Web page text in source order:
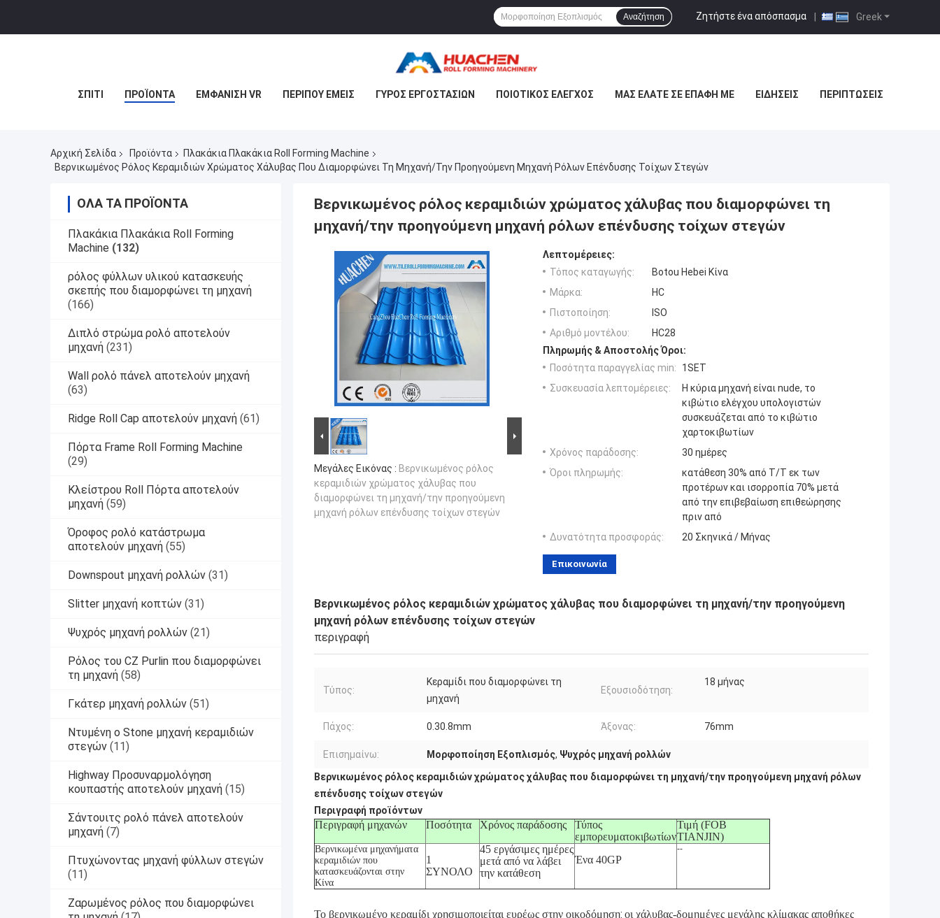
Greek
Ζητήστε ένα απόσπασμα |
Αναζήτηση
ΣΠΊΤΙ ΠΡΟΪΌΝΤΑ ΕΜΦΆΝΙΣΗ VR ΠΕΡΊΠΟΥ ΕΜΕΊΣ ΓΎΡΟΣ ΕΡΓΟΣΤΑΣΊΩΝ ΠΟΙΟΤΙΚΌΣ ΈΛΕΓΧΟΣ ΜΑΣ ΕΛΆΤΕ ΣΕ ΕΠΑΦΉ ΜΕ ΕΙΔΉΣΕΙΣ ΠΕΡΙΠΤΏΣΕΙΣ
Αρχική Σελίδα Προϊόντα
Πλακάκια Πλακάκια Roll Forming Machine
Βερνικωμένος Ρόλος Κεραμιδιών Χρώματος Χάλυβας Που Διαμορφώνει Τη Μηχανή/την Προηγούμενη Μηχανή Ρόλων Επένδυσης Τοίχων Στεγών
ΌΛΑ ΤΑ ΠΡΟΪΌΝΤΑ
Πλακάκια Πλακάκια Roll Forming
Machine (132)
ρόλος φύλλων υλικού κατασκευής
σκεπής που διαμορφώνει τη μηχανή
(166)
Διπλό στρώμα ρολό αποτελούν
μηχανή (231)
Wall ρολό πάνελ αποτελούν μηχανή
(63)
Ridge Roll Cap αποτελούν μηχανή (61)
Πόρτα Frame Roll Forming Machine
(29)
Κλείστρου Roll Πόρτα αποτελούν
μηχανή (59)
Όροφος ρολό κατάστρωμα
αποτελούν μηχανή (55)
Downspout μηχανή ρολλών (31)
Slitter μηχανή κοπτών (31)
Ψυχρός μηχανή ρολλών (21)
Ρόλος του CZ Purlin που διαμορφώνει
τη μηχανή (58)
Γκάτερ μηχανή ρολλών (51)
Ντυμένη ο Stone μηχανή κεραμιδιών
στεγών (11)
Highway Προσυναρμολόγηση
κουπαστής αποτελούν μηχανή (15)
Σάντουιτς ρολό πάνελ αποτελούν
μηχανή (7)
Πτυχώνοντας μηχανή φύλλων στεγών
(11)
Ζαρωμένος ρόλος που διαμορφώνει
Βερνικωμένος ρόλος κεραμιδιών χρώματος χάλυβας που διαμορφώνει τη
μηχανή/την προηγούμενη μηχανή ρόλων επένδυσης τοίχων στεγών
Μεγάλες Εικόνας : Βερνικωμένος ρόλος
κεραμιδιών χρώματος χάλυβας που
διαμορφώνει τη μηχανή/την προηγούμενη
μηχανή ρόλων επένδυσης τοίχων στεγών
Λεπτομέρειες:
Τόπος καταγωγής:
Botou Hebei Κίνα
Μάρκα:
HC
Πιστοποίηση:
ISO
Αριθμό μοντέλου:
HC28
Πληρωμής & Αποστολής Όροι:
Ποσότητα παραγγελίας min:
1SET
Συσκευασία λεπτομέρειες:
Η κύρια μηχανή είναι nude, το
κιβώτιο ελέγχου υπολογιστών
συσκευάζεται από το κιβώτιο
χαρτοκιβωτίων
Χρόνος παράδοσης:
30 ημέρες
Όροι πληρωμής:
κατάθεση 30% από T/T εκ των
προτέρων και ισορροπία 70% μετά
από την επιβεβαίωση επιθεώρησης
πριν από
Δυνατότητα προσφοράς:
20 Σκηνικά / Μήνας
Επικοινωνία
Βερνικωμένος ρόλος κεραμιδιών χρώματος χάλυβας που διαμορφώνει τη μηχανή/την προηγούμενη
μηχανή ρόλων επένδυσης τοίχων στεγών
περιγραφή
Τύπος:
Κεραμίδι που διαμορφώνει τη
μηχανή
Εξουσιοδότηση:
18 μήνας
Πάχος: 0.30.8mm Άξονας: 76mm
Επισημαίνω: Μορφοποίηση Εξοπλισμός, Ψυχρός μηχανή ρολλών
Βερνικωμένος ρόλος κεραμιδιών χρώματος χάλυβας που διαμορφώνει τη μηχανή/την προηγούμενη μηχανή ρόλων
επένδυσης τοίχων στεγών
Περιγραφή προϊόντων
Περιγραφή μηχανών Ποσότητα Χρόνος παράδοσης
Τύπος
εμπορευματοκιβωτίων
Τιμή (FOB
TIANJIN)
Βερνικωμένα μηχανήματα
κεραμιδιών που
κατασκευάζονται στην
Κίνα
1
ΣΥΝΟΛΟ
45 εργάσιμες ημέρες
μετά από να λάβει
την κατάθεση
Ένα 40GP
--
Το βερνικωμένο κεραμίδι χρησιμοποιείται ευρέως στην οικοδόμηση: οι χάλυβας-δομημένες μεγάλης κλίμακας αποθήκες